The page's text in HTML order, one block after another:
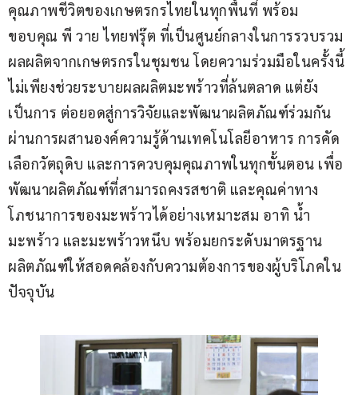
คุณภาพชีวิตของเกษตรกรไทยในทุกพื้นที่ พร้อม
ขอบคุณ พี วาย ไทยฟรุ๊ต ที่เป็นศูนย์กลางในการรวบรวม
ผลผลิตจากเกษตรกรในชุมชน โดยความร่วมมือในครั้งนี้
ไม่เพียงช่วยระบายผลผลิตมะพร้าวที่ล้นตลาด แต่ยัง
เป็นการ ต่อยอดสู่การวิจัยและพัฒนาผลิตภัณฑ์ร่วมกัน
ผ่านการผสานองค์ความรู้ด้านเทคโนโลยีอาหาร การคัด
เลือกวัตถุดิบ และการควบคุมคุณภาพในทุกขั้นตอน เพื่อ
พัฒนาผลิตภัณฑ์ที่สามารถคงรสชาติ และคุณค่าทาง
โภชนาการของมะพร้าวได้อย่างเหมาะสม อาทิ น้ำ
มะพร้าว และมะพร้าวหนึบ พร้อมยกระดับมาตรฐาน
ผลิตภัณฑ์ให้สอดคล้องกับความต้องการของผู้บริโภคใน
ปัจจุบัน